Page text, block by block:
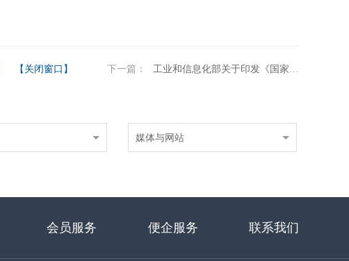
【关闭窗口】 下一篇： 工业和信息化部关于印发《国家中小企业公共服务示范平台（基地）创建管理办法》的通知
媒体与网站
会员服务 便企服务 联系我们